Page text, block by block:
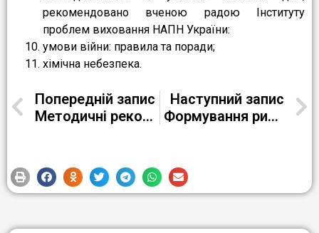
рекомендовано вченою радою Інституту
проблем виховання НАПН України:
умови війни: правила та поради;
хімічна небезпека.
Попередній запис
Методичні рекомендації класним керівникам та майстрам в/н РЦ ПТО № 1 м. Кременчука “Виховна робота в умовах воєнного стану”
Наступний запис
Формування рис, якостей особистості “українця-переможця”